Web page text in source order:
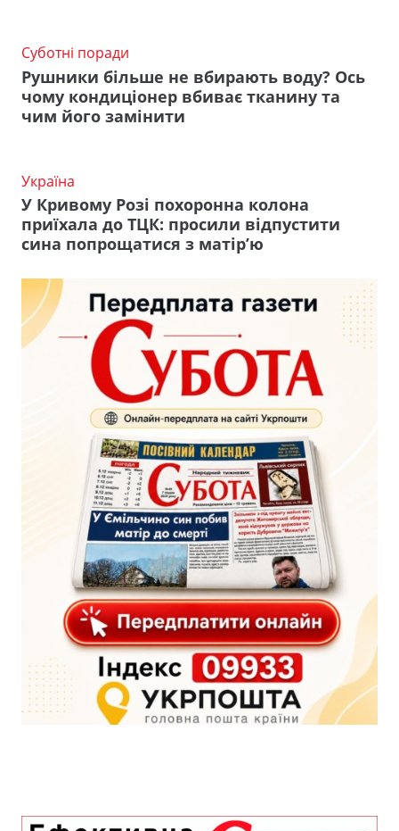
Суботні поради
Рушники більше не вбирають воду? Ось
чому кондиціонер вбиває тканину та
чим його замінити
Україна
У Кривому Розі похоронна колона
приїхала до ТЦК: просили відпустити
сина попрощатися з матір’ю